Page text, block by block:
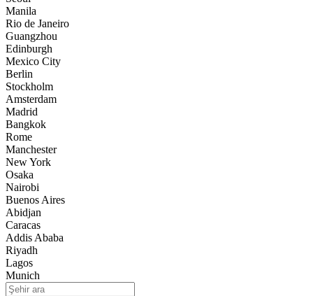
Manila
Rio de Janeiro
Guangzhou
Edinburgh
Mexico City
Berlin
Stockholm
Amsterdam
Madrid
Bangkok
Rome
Manchester
New York
Osaka
Nairobi
Buenos Aires
Abidjan
Caracas
Addis Ababa
Riyadh
Lagos
Munich